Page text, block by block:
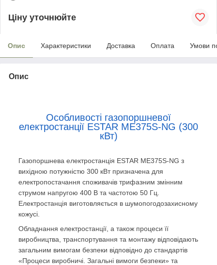
Ціну уточнюйте
Опис Характеристики Доставка Оплата Умови
Опис
Особливості газопоршневої
електростанції ESTAR МE375S-NG (300
кВт)
Газопоршнева електростанція ESTAR МE375S-NG з
вихідною потужністю 300 кВт призначена для
електропостачання споживачів трифазним змінним
струмом напругою 400 В та частотою 50 Гц.
Електростанція виготовляється в шумопогодозахисному
кожусі.
Обладнання електростанції, а також процеси її
виробництва, транспортування та монтажу відповідають
загальним вимогам безпеки відповідно до стандартів
«Процеси виробничі. Загальні вимоги безпеки» та